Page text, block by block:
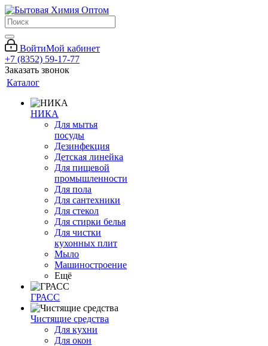
ВойтиМой кабинет
+7 (8352) 59-17-77
Заказать звонок
Каталог
НИКА
Для мытья
посуды
Дезинфекция
Детская линейка
Для пищевой
промышленности
Для пола
Для сантехники
Для стекол
Для стирки белья
Для чистки
кухонных плит
Мыло
Машиностроение
Ещё
ГРАСС
Чистящие средства
Для кухни
Для окон